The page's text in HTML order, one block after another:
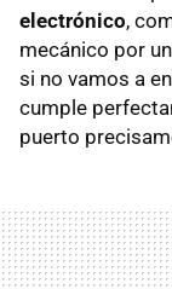
electrónico,
mecánico por
si no vamos a
cumple
puerto